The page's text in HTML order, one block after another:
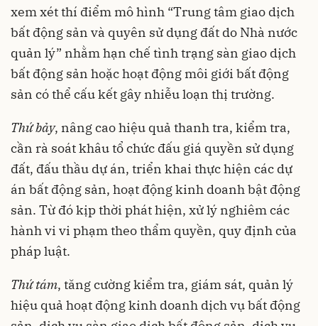
xem xét thí điểm mô hình “Trung tâm giao dịch
bất động sản và quyên sử dụng đất do Nhà nước
quản lý” nhằm hạn chế tình trạng sàn giao dịch
bất động sản hoặc hoạt động môi giới bất động
sản có thể cấu kết gây nhiễu loạn thị trường.
Thứ bảy, nâng cao hiệu quả thanh tra, kiểm tra,
cần rà soát khâu tổ chức đấu giá quyền sử dụng
đất, đấu thầu dự án, triển khai thực hiện các dự
án bất động sản, hoạt động kinh doanh bật động
sản. Từ đó kịp thời phát hiện, xử lý nghiêm các
hành vi vi phạm theo thẩm quyền, quy định của
pháp luật.
Thứ tám, tăng cường kiểm tra, giám sát, quản lý
hiệu quả hoạt động kinh doanh dịch vụ bất động